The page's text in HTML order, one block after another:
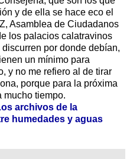
y de ella se hace eco el
Asamblea de Ciudadanos
los palacios calatravinos
por donde debían,
un mínimo para
y no me refiero al de tirar
porque para la próxima
mucho tiempo.
archivos de la
humedades y aguas